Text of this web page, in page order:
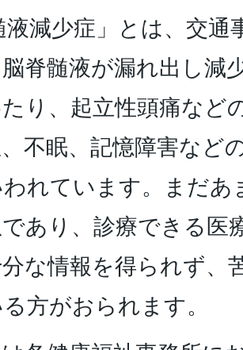
液減少症」とは、交
脊髄液が漏れ出し減
り、起立性頭痛など
不眠、記憶障害など
れています。まだあ
あり、診療できる医
な情報を得られず、
方がおられます。